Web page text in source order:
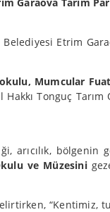
Etrim
Mumcular
Hakkı Tonguç
bölgenin
ve Müzesini